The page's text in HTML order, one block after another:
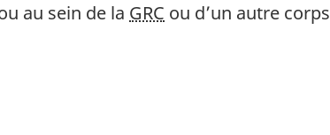
au sein de la GRC ou d’un autre corps